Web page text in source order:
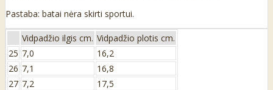
Pastaba: batai nėra skirti sportui.
Vidpadžio ilgis cm. Vidpadžio plotis cm.
25 7,0
16,2
26 7,1
16,8
27 7,2
17,5